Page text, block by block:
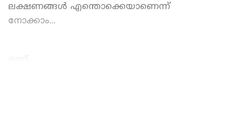
ലക്ഷണങ്ങള്‍ എന്തൊക്കെയാണെന്ന്
നോക്കാം...